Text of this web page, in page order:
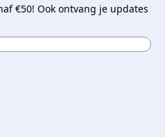
€50! Ook ontvang je updates